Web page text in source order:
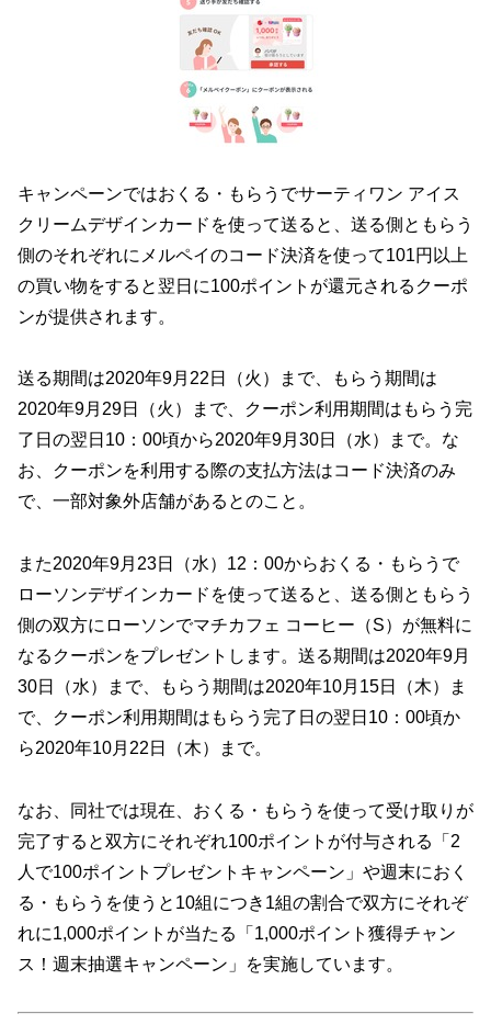
キャンペーンではおくる・もらうでサーティワン アイス
クリームデザインカードを使って送ると、送る側ともらう
側のそれぞれにメルペイのコード決済を使って101円以上
の買い物をすると翌日に100ポイントが還元されるクーポ
ンが提供されます。
送る期間は2020年9月22日（火）まで、もらう期間は
2020年9月29日（火）まで、クーポン利用期間はもらう完
了日の翌日10：00頃から2020年9月30日（水）まで。な
お、クーポンを利用する際の支払方法はコード決済のみ
で、一部対象外店舗があるとのこと。
また2020年9月23日（水）12：00からおくる・もらうで
ローソンデザインカードを使って送ると、送る側ともらう
側の双方にローソンでマチカフェ コーヒー（S）が無料に
なるクーポンをプレゼントします。送る期間は2020年9月
30日（水）まで、もらう期間は2020年10月15日（木）ま
で、クーポン利用期間はもらう完了日の翌日10：00頃か
ら2020年10月22日（木）まで。
なお、同社では現在、おくる・もらうを使って受け取りが
完了すると双方にそれぞれ100ポイントが付与される「2
人で100ポイントプレゼントキャンペーン」や週末におく
る・もらうを使うと10組につき1組の割合で双方にそれぞ
れに1,000ポイントが当たる「1,000ポイント獲得チャン
ス！週末抽選キャンペーン」を実施しています。